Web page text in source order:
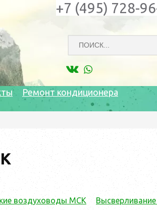
+7 (495) 728-
Ремонт кондиционера
воздуховоды МСК